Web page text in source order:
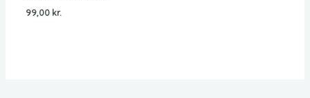
99,00 kr.